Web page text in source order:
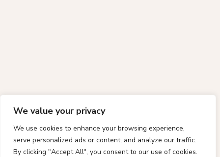
We value your privacy
We use cookies to enhance your browsing experience,
serve personalized ads or content, and analyze our traffic.
By clicking "Accept All", you consent to our use of cookies.